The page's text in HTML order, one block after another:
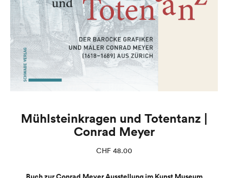
Mühlsteinkragen und Totentanz |
Conrad Meyer
CHF48.00